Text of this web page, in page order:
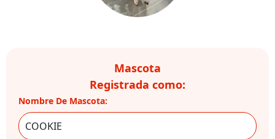
Mascota
Registrada como:
Nombre De Mascota: